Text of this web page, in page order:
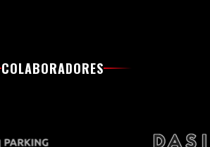
COLABORADORES